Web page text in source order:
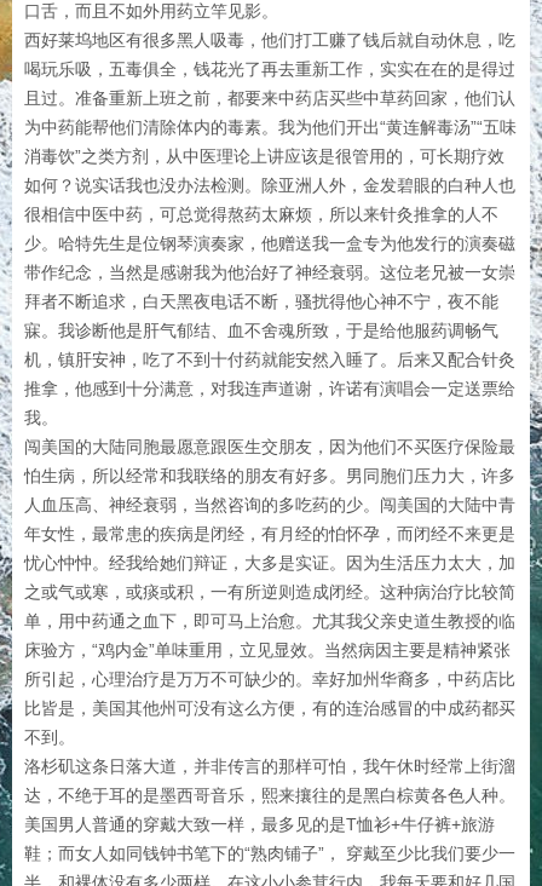
口舌，而且不如外用药立竿见影。
西好莱坞地区有很多黑人吸毒，他们打工赚了钱后就自动休息，吃
喝玩乐吸，五毒俱全，钱花光了再去重新工作，实实在在的是得过
且过。准备重新上班之前，都要来中药店买些中草药回家，他们认
为中药能帮他们清除体内的毒素。我为他们开出“黄连解毒汤”“五味
消毒饮”之类方剂，从中医理论上讲应该是很管用的，可长期疗效
如何？说实话我也没办法检测。除亚洲人外，金发碧眼的白种人也
很相信中医中药，可总觉得熬药太麻烦，所以来针灸推拿的人不
少。哈特先生是位钢琴演奏家，他赠送我一盒专为他发行的演奏磁
带作纪念，当然是感谢我为他治好了神经衰弱。这位老兄被一女崇
拜者不断追求，白天黑夜电话不断，骚扰得他心神不宁，夜不能
寐。我诊断他是肝气郁结、血不舍魂所致，于是给他服药调畅气
机，镇肝安神，吃了不到十付药就能安然入睡了。后来又配合针灸
推拿，他感到十分满意，对我连声道谢，许诺有演唱会一定送票给
我。
闯美国的大陆同胞最愿意跟医生交朋友，因为他们不买医疗保险最
怕生病，所以经常和我联络的朋友有好多。男同胞们压力大，许多
人血压高、神经衰弱，当然咨询的多吃药的少。闯美国的大陆中青
年女性，最常患的疾病是闭经，有月经的怕怀孕，而闭经不来更是
忧心忡忡。经我给她们辩证，大多是实证。因为生活压力太大，加
之或气或寒，或痰或积，一有所逆则造成闭经。这种病治疗比较简
单，用中药通之血下，即可马上治愈。尤其我父亲史道生教授的临
床验方，“鸡内金”单味重用，立见显效。当然病因主要是精神紧张
所引起，心理治疗是万万不可缺少的。幸好加州华裔多，中药店比
比皆是，美国其他州可没有这么方便，有的连治感冒的中成药都买
不到。
洛杉矶这条日落大道，并非传言的那样可怕，我午休时经常上街溜
达，不绝于耳的是墨西哥音乐，熙来攘往的是黑白棕黄各色人种。
美国男人普通的穿戴大致一样，最多见的是T恤衫+牛仔裤+旅游
鞋；而女人如同钱钟书笔下的“熟肉铺子”， 穿戴至少比我们要少一